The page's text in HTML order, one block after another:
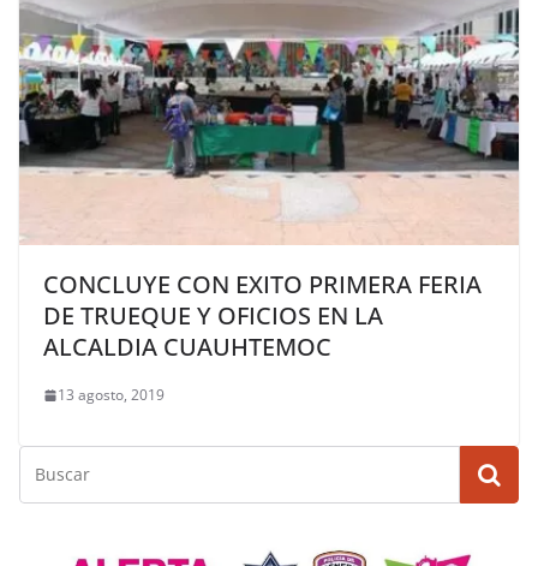
CONCLUYE CON EXITO PRIMERA FERIA
DE TRUEQUE Y OFICIOS EN LA
ALCALDIA CUAUHTEMOC
13 agosto, 2019